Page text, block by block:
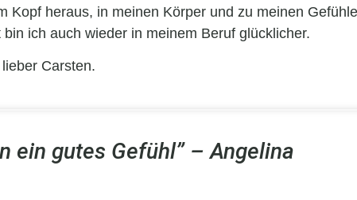
Kopf heraus, in meinen Körper und zu meinen
ich auch wieder in meinem Beruf glücklicher.
Carsten.
ein gutes Gefühl” – Angelina